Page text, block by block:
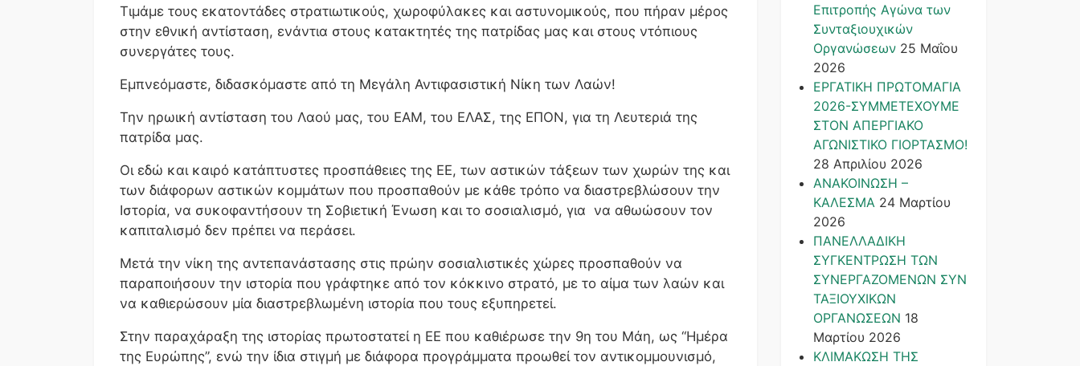
Τιμάμε τους εκατοντάδες στρατιωτικούς, χωροφύλακες και αστυνομικούς, που πήραν μέρος
στην εθνική αντίσταση, ενάντια στους κατακτητές της πατρίδας μας και στους ντόπιους
συνεργάτες τους.
Εμπνεόμαστε, διδασκόμαστε από τη Μεγάλη Αντιφασιστική Νίκη των Λαών!
Την ηρωική αντίσταση του Λαού μας, του ΕΑΜ, του ΕΛΑΣ, της ΕΠΟΝ, για τη Λευτεριά της
πατρίδα μας.
Οι εδώ και καιρό κατάπτυστες προσπάθειες της ΕΕ, των αστικών τάξεων των χωρών της και
των διάφορων αστικών κομμάτων που προσπαθούν με κάθε τρόπο να διαστρεβλώσουν την
Ιστορία, να συκοφαντήσουν τη Σοβιετική Ένωση και το σοσιαλισμό, για να αθωώσουν τον
καπιταλισμό δεν πρέπει να περάσει.
Μετά την νίκη της αντεπανάστασης στις πρώην σοσιαλιστικές χώρες προσπαθούν να
παραποιήσουν την ιστορία που γράφτηκε από τον κόκκινο στρατό, με το αίμα των λαών και
να καθιερώσουν μία διαστρεβλωμένη ιστορία που τους εξυπηρετεί.
Στην παραχάραξη της ιστορίας πρωτοστατεί η ΕΕ που καθιέρωσε την 9η του Μάη, ως “Ημέρα
της Ευρώπης”, ενώ την ίδια στιγμή με διάφορα προγράμματα προωθεί τον αντικομμουνισμό,
Επιτροπής Αγώνα των
Συνταξιουχικών
Οργανώσεων 25 Μαΐου
2026
ΕΡΓΑΤΙΚΗ ΠΡΩΤΟΜΑΓΙΑ
2026-ΣΥΜΜΕΤΕΧΟΥΜΕ
ΣΤΟΝ ΑΠΕΡΓΙΑΚΟ
ΑΓΩΝΙΣΤΙΚΟ ΓΙΟΡΤΑΣΜΟ!
28 Απριλίου 2026
ΑΝΑΚΟΙΝΩΣΗ –
ΚΑΛΕΣΜΑ 24 Μαρτίου
2026
ΠΑΝΕΛΛΑΔΙΚΗ
ΣΥΓΚΕΝΤΡΩΣΗ ΤΩΝ
ΣΥΝΕΡΓΑΖΟΜΕΝΩΝ ΣΥΝ
ΤΑΞΙΟΥΧΙΚΩΝ
ΟΡΓΑΝΩΣΕΩΝ 18
Μαρτίου 2026
ΚΛΙΜΑΚΩΣΗ ΤΗΣ